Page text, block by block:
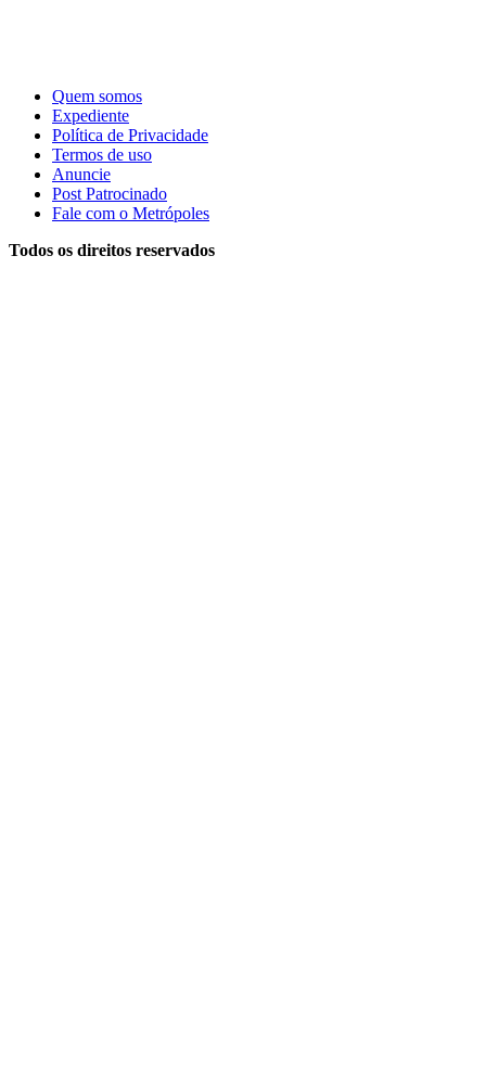
Quem somos
Expediente
Política de Privacidade
Termos de uso
Anuncie
Post Patrocinado
Fale com o Metrópoles
Todos os direitos reservados